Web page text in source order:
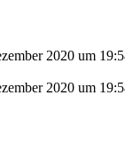
2020 um
2020 um